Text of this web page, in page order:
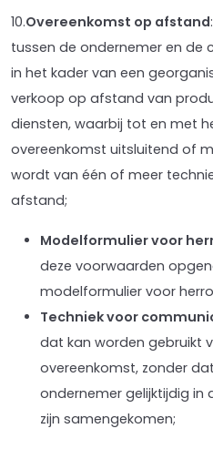
10.Overeenkomst op afstand
tussen de ondernemer en de
in het kader van een
verkoop op afstand van
diensten, waarbij tot en met
overeenkomst uitsluitend of
wordt van één of meer
afstand;
Modelformulier voor
deze voorwaarden
modelformulier voor
Techniek voor
dat kan worden gebruikt
overeenkomst, zonder
ondernemer gelijktijdig in
zijn samengekomen;